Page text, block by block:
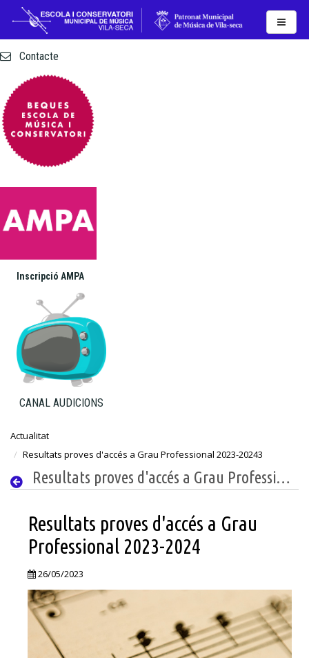
Actualitat
Contacte
Inscripció AMPA
CANAL AUDICIONS
Actualitat
Resultats proves d'accés a Grau Professional 2023-20243
Resultats proves d'accés a Grau Professional 2023-20243
Resultats proves d'accés a Grau
Professional 2023-2024
26/05/2023